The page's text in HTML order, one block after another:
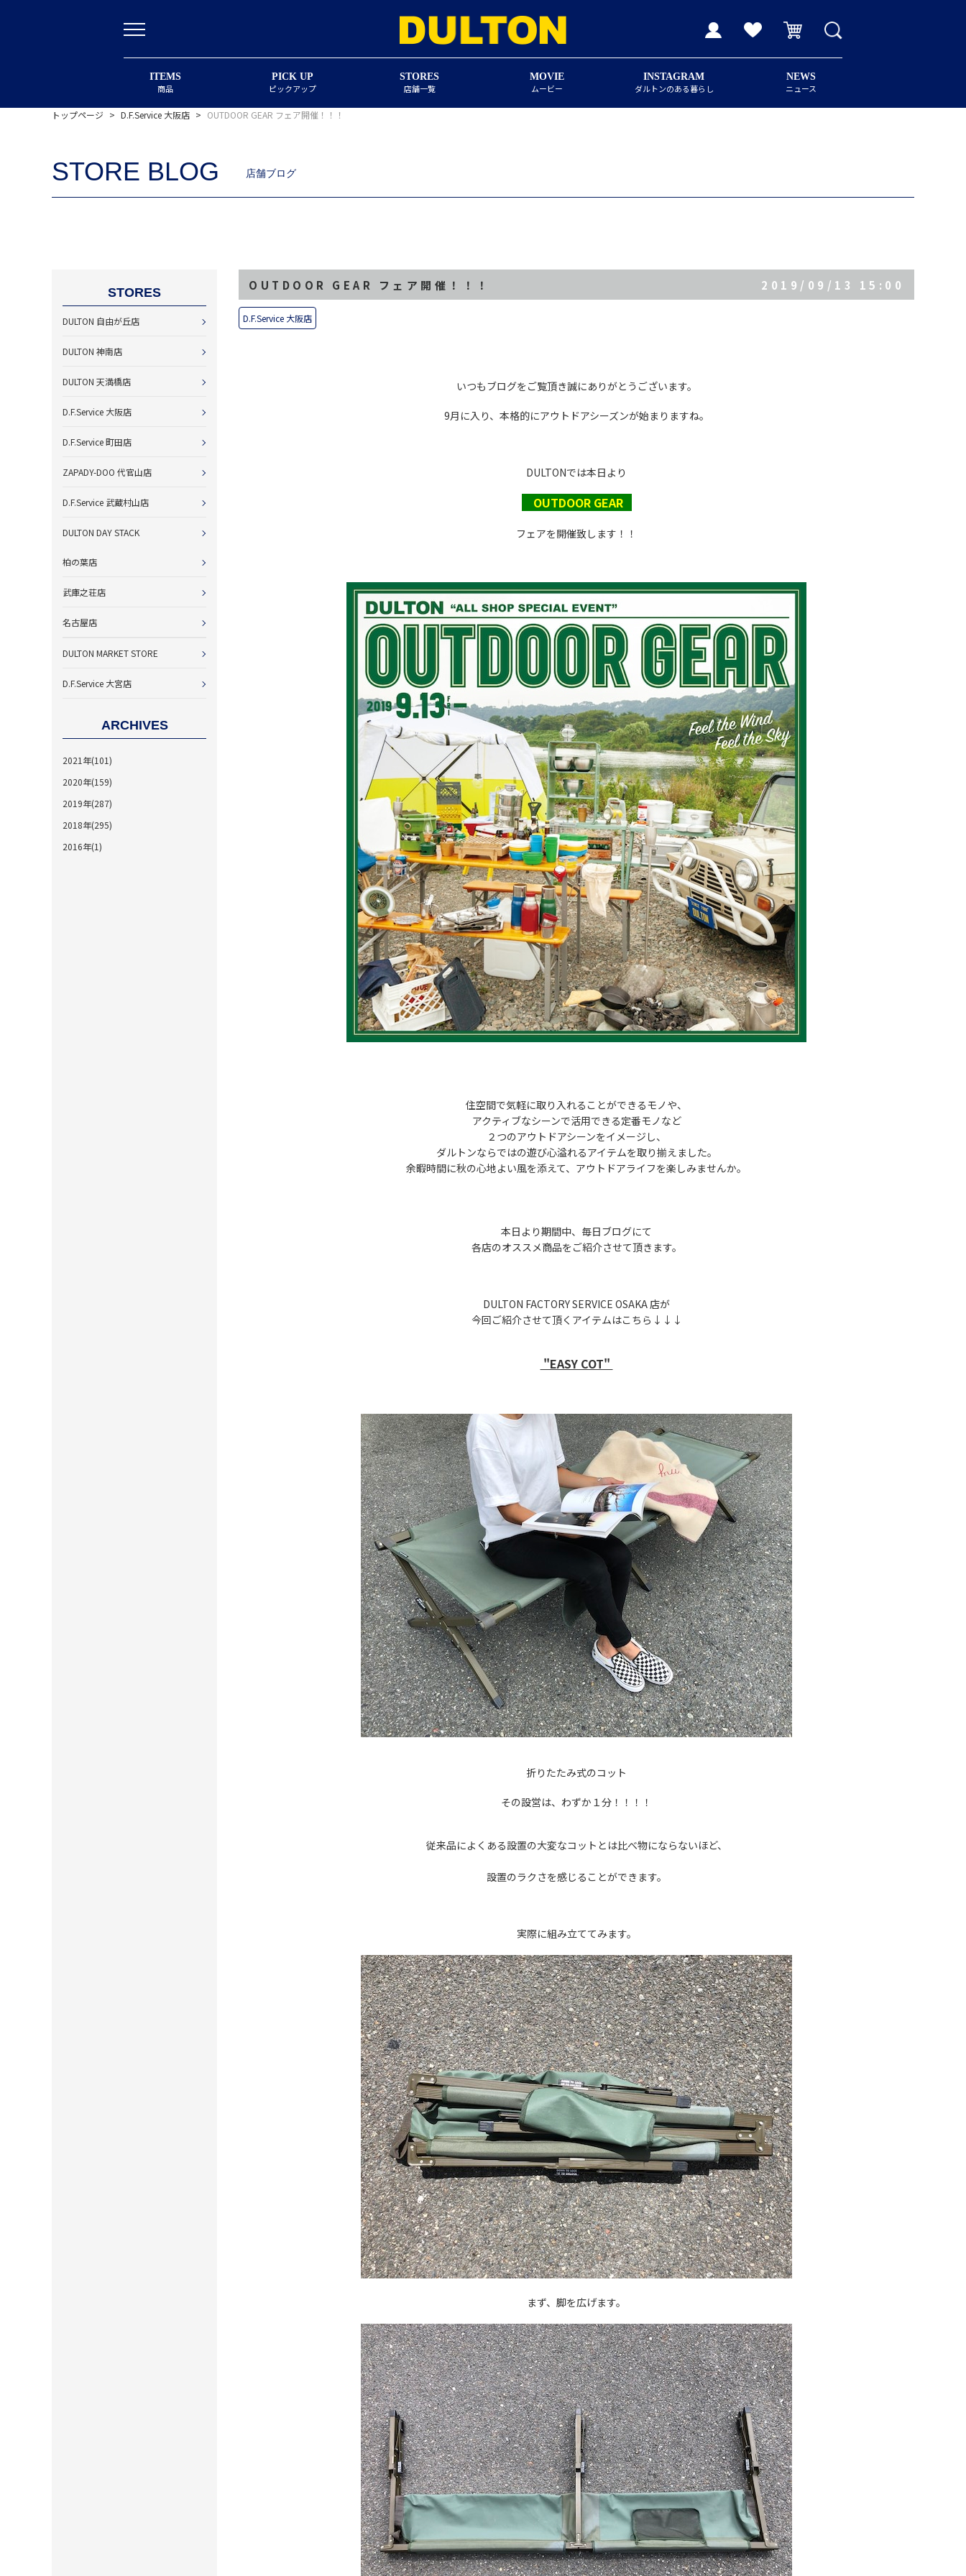
ITEMS
商品
PICK UP
ピックアップ
STORES
店舗一覧
MOVIE
ムービー
INSTAGRAM
ダルトンのある暮らし
NEWS
ニュース
トップページ > D.F.Service 大阪店 > OUTDOOR GEAR フェア開催！！！
STORE BLOG 店舗ブログ
STORES
DULTON 自由が丘店
DULTON 神南店
DULTON 天満橋店
D.F.Service 大阪店
D.F.Service 町田店
ZAPADY-DOO 代官山店
D.F.Service 武蔵村山店
DULTON DAY STACK
柏の葉店
武庫之荘店
名古屋店
DULTON MARKET STORE
D.F.Service 大宮店
ARCHIVES
2021年(101)
2020年(159)
2019年(287)
2018年(295)
2016年(1)
OUTDOOR GEAR フェア開催！！！ 2019/09/13 15:00
D.F.Service 大阪店
いつもブログをご覧頂き誠にありがとうございます。
9月に入り、本格的にアウトドアシーズンが始まりますね。
DULTONでは本日より
OUTDOOR GEAR
フェアを開催致します！！
住空間で気軽に取り入れることができるモノや、
アクティブなシーンで活用できる定番モノなど
２つのアウトドアシーンをイメージし、
ダルトンならではの遊び心溢れるアイテムを取り揃えました。
余暇時間に秋の心地よい風を添えて、アウトドアライフを楽しみませんか。
本日より期間中、毎日ブログにて
各店のオススメ商品をご紹介させて頂きます。
DULTON FACTORY SERVICE OSAKA 店が
今回ご紹介させて頂くアイテムはこちら↓↓↓
"EASY COT"
折りたたみ式のコット
その設営は、わずか１分！！！！
従来品によくある設置の大変なコットとは比べ物にならないほど、
設置のラクさを感じることができます。
実際に組み立ててみます。
まず、脚を広げます。